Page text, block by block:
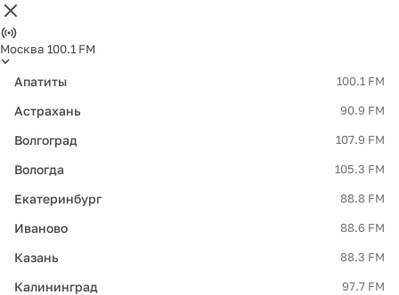
Москва 100.1 FM
Апатиты 100.1 FM
Астрахань 90.9 FM
Волгоград 107.9 FM
Вологда 105.3 FM
Екатеринбург 88.8 FM
Иваново 88.6 FM
Казань 88.3 FM
Калининград 97.7 FM